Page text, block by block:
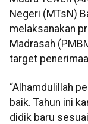
Negeri (MTsN)
melaksanakan
Madrasah
target
“Alhamdulillah
baik. Tahun ini
didik baru